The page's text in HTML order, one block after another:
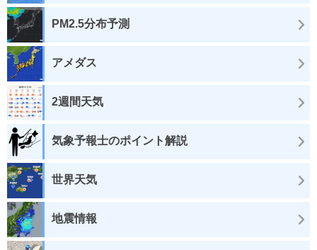
PM2.5分布予測
アメダス
2週間天気
気象予報士のポイント解説
世界天気
地震情報